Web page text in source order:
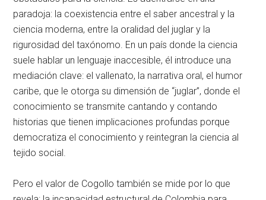
paradoja: la coexistencia entre el saber ancestral y la
ciencia moderna, entre la oralidad del juglar y la
rigurosidad del taxónomo. En un país donde la ciencia
suele hablar un lenguaje inaccesible, él introduce una
mediación clave: el vallenato, la narrativa oral, el humor
caribe, que le otorga su dimensión de “juglar”, donde el
conocimiento se transmite cantando y contando
historias que tienen implicaciones profundas porque
democratiza el conocimiento y reintegran la ciencia al
tejido social.
Pero el valor de Cogollo también se mide por lo que